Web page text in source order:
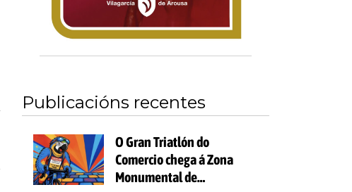
Publicacións recentes
O Gran Triatlón do
Comercio chega á Zona
Monumental de